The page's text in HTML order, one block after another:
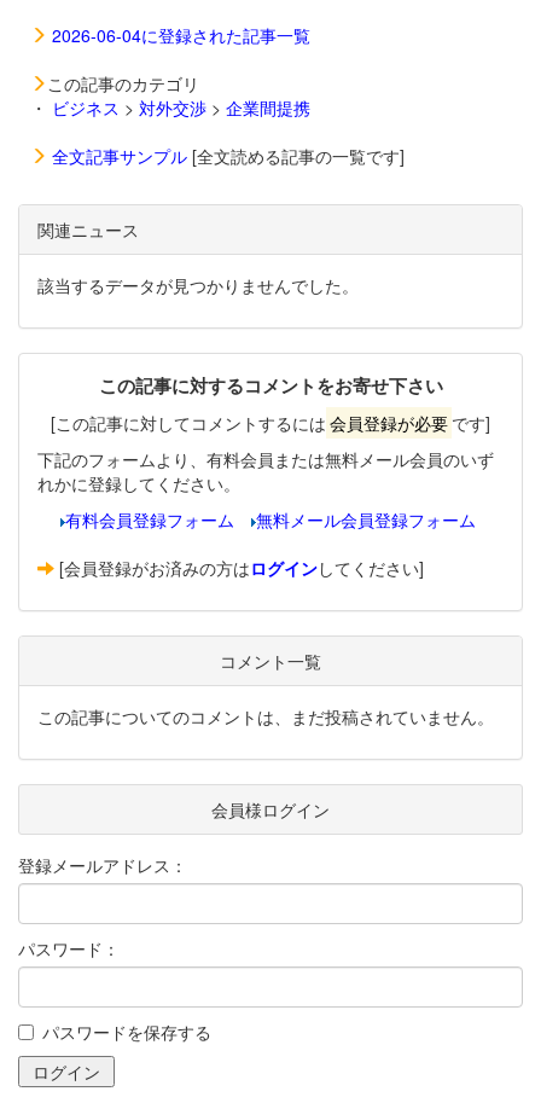
2026-06-04に登録された記事一覧
この記事のカテゴリ
・ ビジネス > 対外交渉 > 企業間提携
全文記事サンプル [全文読める記事の一覧です]
関連ニュース
該当するデータが見つかりませんでした。
この記事に対するコメントをお寄せ下さい
[この記事に対してコメントするには 会員登録が必要 です]
下記のフォームより、有料会員または無料メール会員のいず
れかに登録してください。
有料会員登録フォーム
無料メール会員登録フォーム
[会員登録がお済みの方はログインしてください]
コメント一覧
この記事についてのコメントは、まだ投稿されていません。
会員様ログイン
登録メールアドレス：
パスワード：
パスワードを保存する